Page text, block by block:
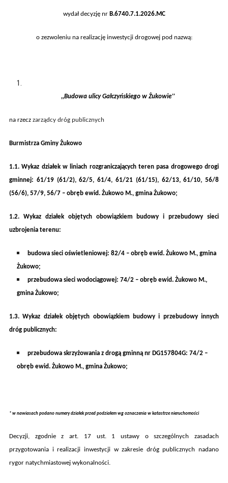
wydał decyzję nr B.6740.7.1.2026.MC
o zezwoleniu na realizację inwestycji drogowej pod nazwą:
,,Budowa ulicy Gałczyńskiego w Żukowie’’
na rzecz zarządcy dróg publicznych
Burmistrza Gminy Żukowo
1.1.Wykaz działek w liniach rozgraniczających teren pasa drogowegodrogi
gminnej: 61/19 (61/2), 62/5, 61/4, 61/21 (61/15), 62/13, 61/10, 56/8
(56/6), 57/9, 56/7 – obręb ewid. Żukowo M., gmina Żukowo;
1.2. Wykaz działek objętych obowiązkiem
budowy i przebudowy sieci
uzbrojenia terenu:
budowa sieci oświetleniowej: 82/4 – obręb ewid. Żukowo M., gmina
Żukowo;
przebudowa sieci wodociągowej: 74/2 – obręb ewid. Żukowo M.,
gmina Żukowo;
1.3.Wykaz działek objętych obowiązkiem budowy i przebudowyinnych
dróg publicznych:
przebudowa skrzyżowania z drogą gminną nr DG157804G: 74/2 –
obręb ewid. Żukowo M., gmina Żukowo;
* w nawiasach podano numery działek przed podziałem wg oznaczenia w katastrze nieruchomości
Decyzji, zgodnie z art. 17 ust. 1 ustawy o szczególnych zasadach
przygotowania i realizacji inwestycji w zakresie dróg publicznychnadano
rygor natychmiastowej wykonalności.